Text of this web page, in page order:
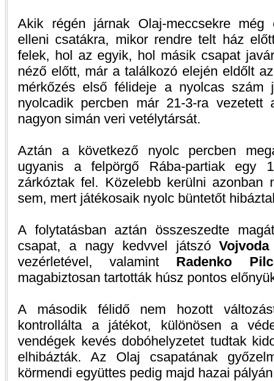
Akik régén járnak Olaj-meccsekre még
elleni csatákra, mikor rendre telt ház
felek, hol az egyik, hol másik csapat
néző előtt, már a találkozó elején eldőlt
mérkőzés első félideje a nyolcas szám
nyolcadik percben már 21-3-ra
nagyon simán veri vetélytársát.
Aztán a következő nyolc percben
ugyanis a felpörgő Rába-partiak egy
zárkóztak fel. Közelebb kerülni azonban
sem, mert játékosaik nyolc büntetőt
A folytatásban aztán összeszedte
csapat, a nagy kedvvel játszó
vezérletével, valamint Radenko
magabiztosan tartották húsz pontos
A második félidő nem hozott
kontrollálta a játékot, különösen a
vendégek kevés dobóhelyzetet tudtak
elhibázták. Az Olaj csapatának
körmendi együttes pedig majd hazai